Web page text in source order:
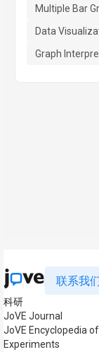
Multiple Bar
Data
Graph
联系我
科研
JoVE Journal
JoVE Encyclopedia of
Experiments